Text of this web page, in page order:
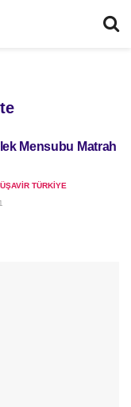
Mensubu Matrah
TÜRKIYE